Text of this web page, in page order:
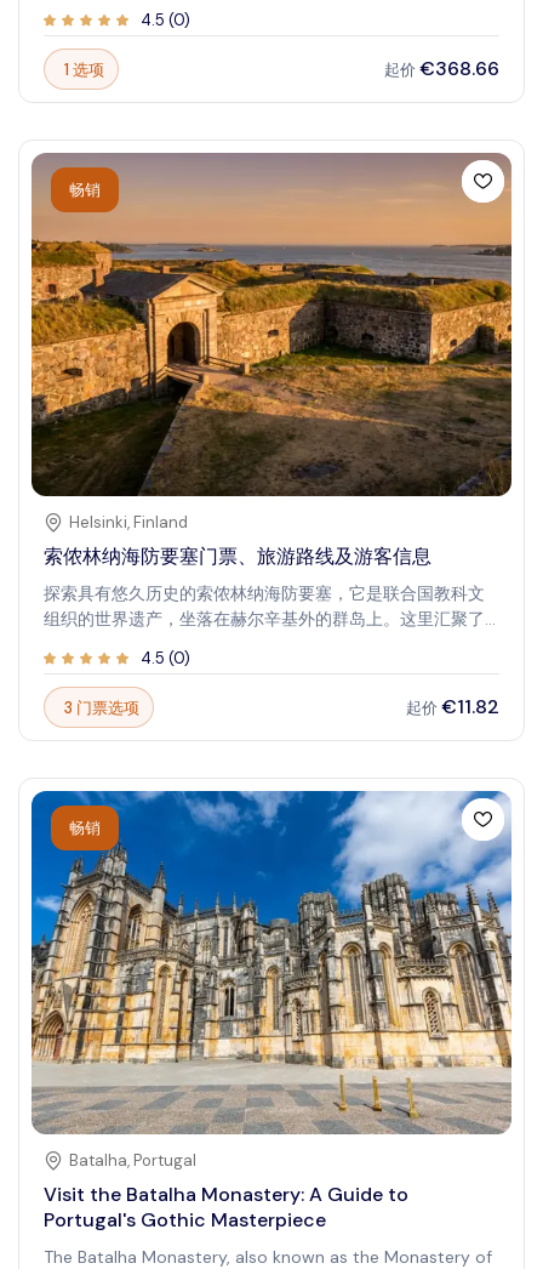
者必访的目的地。探索城堡令人印象深刻的内部，皇家珍宝
和迷人的花园，将你带回文艺复兴时期。无论你是历史迷还
是寻求风景之旅的游客，罗森堡城堡都能带来充满美丽与魅
力的难忘体验。
4.5 (0)
1 选项 起价€368.66
畅销
Helsinki, Finland
索侬林纳海防要塞门票、旅游路线及游客信息
探索具有悠久历史的索侬林纳海防要塞，它是联合国教科文
组织的世界遗产，坐落在赫尔辛基外的群岛上。这里汇聚了
无论您感兴趣的是堡垒墙、博物馆还是风景如画的周围环
境，索侬林纳都提供了一场历史与自然美景的完美融合。想
象一下漫步在古老的城垛之间，欣赏波罗的海的全景，以及
体验迷人的岛屿氛围。这是历史迷、自然爱好者和家庭游客
迷人的地点。
4.5 (0)
3 门票选项 起价€11.82
畅销
Batalha, Portugal
Visit the Batalha Monastery: A Guide to
Portugal's Gothic Masterpiece
The Batalha Monastery, also known as the Monastery of